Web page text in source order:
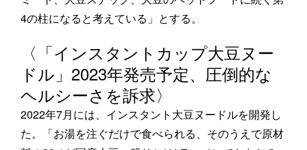
4の柱になると考えている」とする。
〈「インスタントカップ大豆ヌー
ドル」2023年発売予定、圧倒的な
ヘルシーさを訴求〉
2022年7月には、インスタント大豆ヌードルを開発し
た。「お湯を注ぐだけで食べられる、そのうえで原材